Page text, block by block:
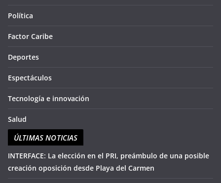
Política
Factor Caribe
Deportes
Espectáculos
Tecnología e innovación
Salud
ÚLTIMAS NOTICIAS
INTERFACE: La elección en el PRI, preámbulo de una posible
creación oposición desde Playa del Carmen